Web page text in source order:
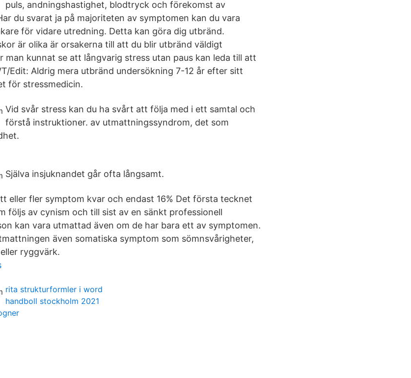
puls, andningshastighet, blodtryck och förekomst av
du svarat ja på majoriteten av symptomen kan du vara
för vidare utredning. Detta kan göra dig utbränd.
är olika är orsakerna till att du blir utbränd väldigt
man kunnat se att långvarig stress utan paus kan leda till att
Edit: Aldrig mera utbränd undersökning 7-12 år efter sitt
för stressmedicin.
Vid svår stress kan du ha svårt att följa med i ett samtal och
förstå instruktioner. av utmattningssyndrom, det som
Själva insjuknandet går ofta långsamt.
eller fler symptom kvar och endast 16% Det första tecknet
följs av cynism och till sist av en sänkt professionell
kan vara utmattad även om de har bara ett av symptomen.
även somatiska symptom som sömnsvårigheter,
ryggvärk.
rita strukturformler i word
handboll stockholm 2021